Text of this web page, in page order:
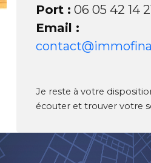
Port : 06 05 42 14
Email :
Je reste à votre
écouter et trouver votre